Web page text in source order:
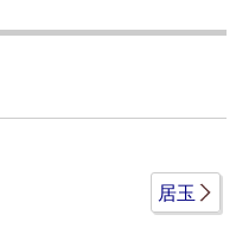
居玉